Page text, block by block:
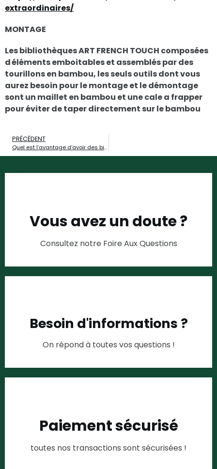
extraordinaires/
MONTAGE
Les bibliothèques ART FRENCH TOUCH composées
d éléments emboitables et assemblés par des
tourillons en bambou, les seuls outils dont vous
aurez besoin pour le montage et le démontage
sont un maillet en bambou et une cale a frapper
pour éviter de taper directement sur le bambou
PRÉCÉDENT
Quel est l’avantage d’avoir des bibliothèques modulables et évolutives ?
Vous avez un doute ?
Consultez notre Foire Aux Questions
Besoin d'informations ?
On répond à toutes vos questions !
Paiement sécurisé
toutes nos transactions sont sécurisées !